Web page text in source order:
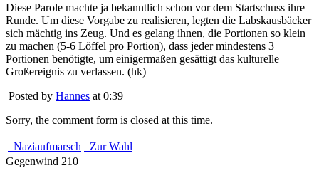
Diese Parole machte ja bekanntlich schon vor dem Startschuss ihre
Runde. Um diese Vorgabe zu realisieren, legten die Labskausbäcker
sich mächtig ins Zeug. Und es gelang ihnen, die Portionen so klein
zu machen (5-6 Löffel pro Portion), dass jeder mindestens 3
Portionen benötigte, um einigermaßen gesättigt das kulturelle
Großereignis zu verlassen. (hk)
Posted by Hannes at 0:39
Sorry, the comment form is closed at this time.
Naziaufmarsch
Zur Wahl
Gegenwind 210